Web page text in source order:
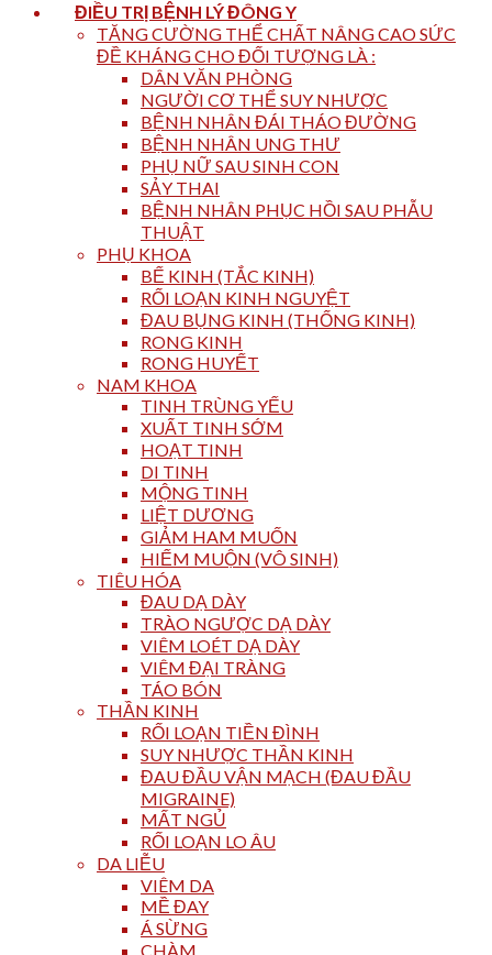
ĐIỀU TRỊ BỆNH LÝ ĐÔNG Y
TĂNG CƯỜNG THỂ CHẤT NÂNG CAO SỨC
ĐỀ KHÁNG CHO ĐỐI TƯỢNG LÀ :
DÂN VĂN PHÒNG
NGƯỜI CƠ THỂ SUY NHƯỢC
BỆNH NHÂN ĐÁI THÁO ĐƯỜNG
BỆNH NHÂN UNG THƯ
PHỤ NỮ SAU SINH CON
SẢY THAI
BỆNH NHÂN PHỤC HỒI SAU PHẪU
THUẬT
PHỤ KHOA
BẾ KINH (TẮC KINH)
RỐI LOẠN KINH NGUYỆT
ĐAU BỤNG KINH (THỐNG KINH)
RONG KINH
RONG HUYẾT
NAM KHOA
TINH TRÙNG YẾU
XUẤT TINH SỚM
HOẠT TINH
DI TINH
MỘNG TINH
LIỆT DƯƠNG
GIẢM HAM MUỐN
HIẾM MUỘN (VÔ SINH)
TIÊU HÓA
ĐAU DẠ DÀY
TRÀO NGƯỢC DẠ DÀY
VIÊM LOÉT DẠ DÀY
VIÊM ĐẠI TRÀNG
TÁO BÓN
THẦN KINH
RỐI LOẠN TIỀN ĐÌNH
SUY NHƯỢC THẦN KINH
ĐAU ĐẦU VẬN MẠCH (ĐAU ĐẦU
MIGRAINE)
MẤT NGỦ
RỐI LOẠN LO ÂU
DA LIỄU
VIÊM DA
MỀ ĐAY
Á SỪNG
CHÀM